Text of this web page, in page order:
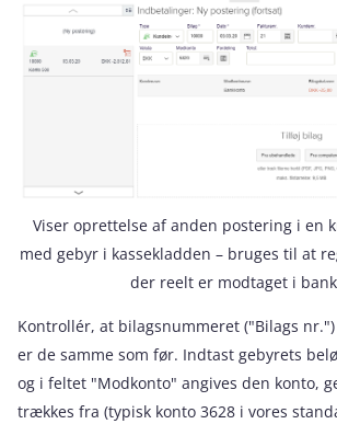
Viser oprettelse af anden postering i en
med gebyr i kassekladden – bruges til at
der reelt er modtaget i
Kontrollér, at bilagsnummeret ("Bilags
er de samme som før. Indtast gebyrets
og i feltet "Modkonto" angives den konto,
trækkes fra (typisk konto 3628 i vores